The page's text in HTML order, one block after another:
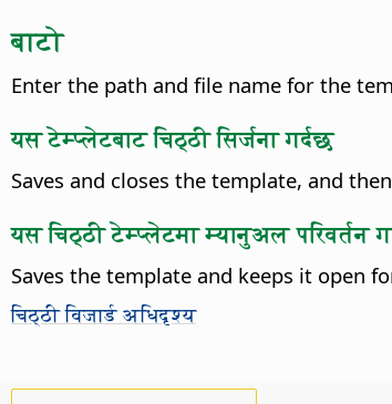
बाटो
Enter the path and file name for the
यस टेम्प्लेटबाट चिठ्ठी सिर्जना गर्दछ
Saves and closes the template, and
यस चिठ्ठी टेम्प्लेटमा म्यानुअल परिवर्तन
Saves the template and keeps it open
चिठ्ठी विजार्ड अधिदृश्य